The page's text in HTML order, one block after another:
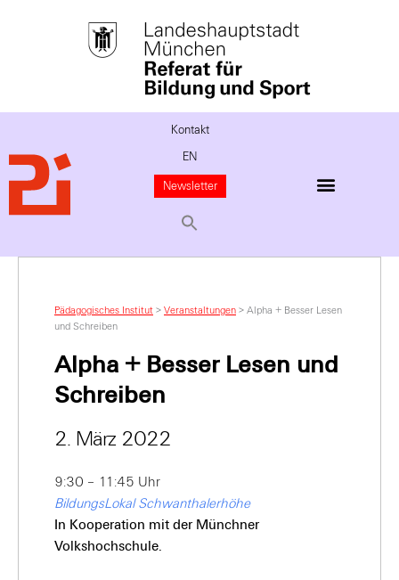
Kontakt
EN
Newsletter
Pädagogisches Institut > Veranstaltungen > Alpha + Besser Lesen
und Schreiben
Alpha + Besser Lesen und
Schreiben
2. März 2022
9:30 – 11:45 Uhr
BildungsLokal Schwanthalerhöhe
In Kooperation mit der Münchner
Volkshochschule.